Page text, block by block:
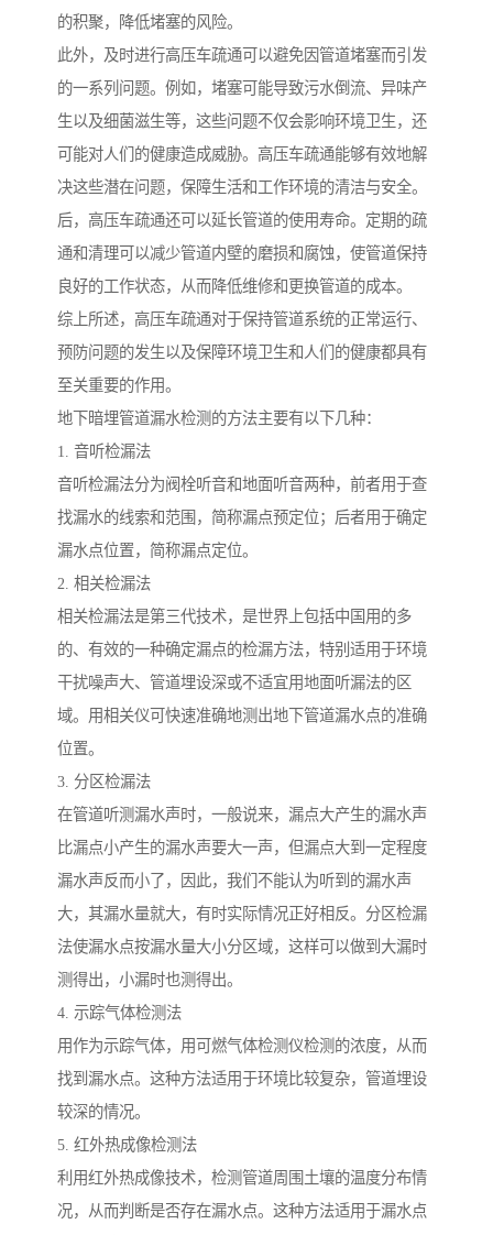
的积聚，降低堵塞的风险。
此外，及时进行高压车疏通可以避免因管道堵塞而引发
的一系列问题。例如，堵塞可能导致污水倒流、异味产
生以及细菌滋生等，这些问题不仅会影响环境卫生，还
可能对人们的健康造成威胁。高压车疏通能够有效地解
决这些潜在问题，保障生活和工作环境的清洁与安全。
后，高压车疏通还可以延长管道的使用寿命。定期的疏
通和清理可以减少管道内壁的磨损和腐蚀，使管道保持
良好的工作状态，从而降低维修和更换管道的成本。
综上所述，高压车疏通对于保持管道系统的正常运行、
预防问题的发生以及保障环境卫生和人们的健康都具有
至关重要的作用。
地下暗埋管道漏水检测的方法主要有以下几种：
1. 音听检漏法
音听检漏法分为阀栓听音和地面听音两种，前者用于查
找漏水的线索和范围，简称漏点预定位；后者用于确定
漏水点位置，简称漏点定位。
2. 相关检漏法
相关检漏法是第三代技术，是世界上包括中国用的多
的、有效的一种确定漏点的检漏方法，特别适用于环境
干扰噪声大、管道埋设深或不适宜用地面听漏法的区
域。用相关仪可快速准确地测出地下管道漏水点的准确
位置。
3. 分区检漏法
在管道听测漏水声时，一般说来，漏点大产生的漏水声
比漏点小产生的漏水声要大一声，但漏点大到一定程度
漏水声反而小了，因此，我们不能认为听到的漏水声
大，其漏水量就大，有时实际情况正好相反。分区检漏
法使漏水点按漏水量大小分区域，这样可以做到大漏时
测得出，小漏时也测得出。
4. 示踪气体检测法
用作为示踪气体，用可燃气体检测仪检测的浓度，从而
找到漏水点。这种方法适用于环境比较复杂，管道埋设
较深的情况。
5. 红外热成像检测法
利用红外热成像技术，检测管道周围土壤的温度分布情
况，从而判断是否存在漏水点。这种方法适用于漏水点